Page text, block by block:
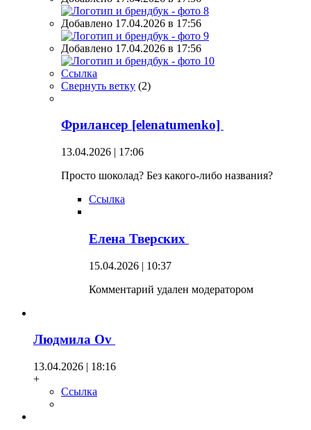
Добавлено 17.04.2026 в 17:56
Добавлено 17.04.2026 в 17:56
Ссылка
Свернуть ветку (2)
Фрилансер [elenatumenko]
13.04.2026 | 17:06
Просто шоколад? Без какого-либо названия?
Ссылка
Елена Тверских
15.04.2026 | 10:37
Комментарий удален модератором
Людмила Оv
13.04.2026 | 18:16
+
Ссылка